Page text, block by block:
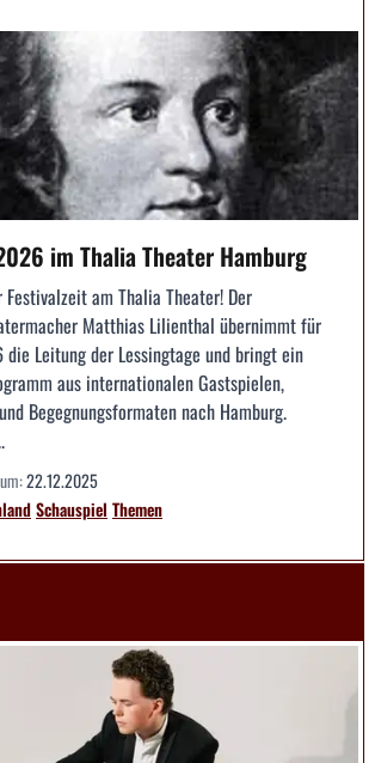
im Thalia Theater Hamburg
am Thalia Theater! Der
Matthias Lilienthal übernimmt für
die Leitung der Lessingtage und bringt ein
aus internationalen Gastspielen,
Begegnungsformaten nach Hamburg.
22.12.2025
Schauspiel Themen